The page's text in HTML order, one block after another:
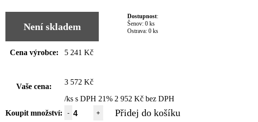
Není skladem
Dostupnost:
Šenov: 0 ks
Ostrava: 0 ks
Cena výrobce: 5 241 Kč
Vaše cena:
3 572 Kč
/ks s DPH 21% 2 952 Kč bez DPH
Koupit množství:
- + Přidej do košíku